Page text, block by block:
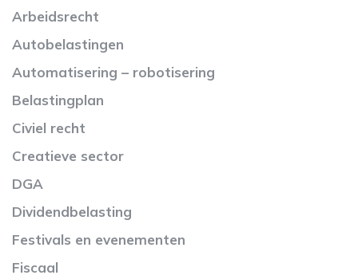
Arbeidsrecht
Autobelastingen
Automatisering – robotisering
Belastingplan
Civiel recht
Creatieve sector
DGA
Dividendbelasting
Festivals en evenementen
Fiscaal